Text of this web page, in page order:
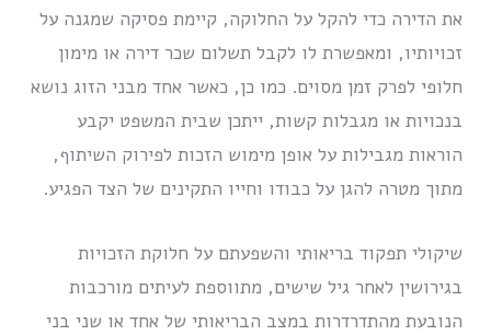
את הדירה כדי להקל על החלוקה, קיימת פסיקה שמגנה על
זכויותיו, ומאפשרת לו לקבל תשלום שכר דירה או מימון
חלופי לפרק זמן מסוים. כמו כן, כאשר אחד מבני הזוג נושא
בנכויות או מגבלות קשות, ייתכן שבית המשפט יקבע
הוראות מגבילות על אופן מימוש הזכות לפירוק השיתוף,
מתוך מטרה להגן על כבודו וחייו התקינים של הצד הפגיע.
שיקולי תפקוד בריאותי והשפעתם על חלוקת הזכויות
בגירושין לאחר גיל שישים, מתווספת לעיתים מורכבות
הנובעת מהתדרדרות במצב הבריאותי של אחד או שני בני